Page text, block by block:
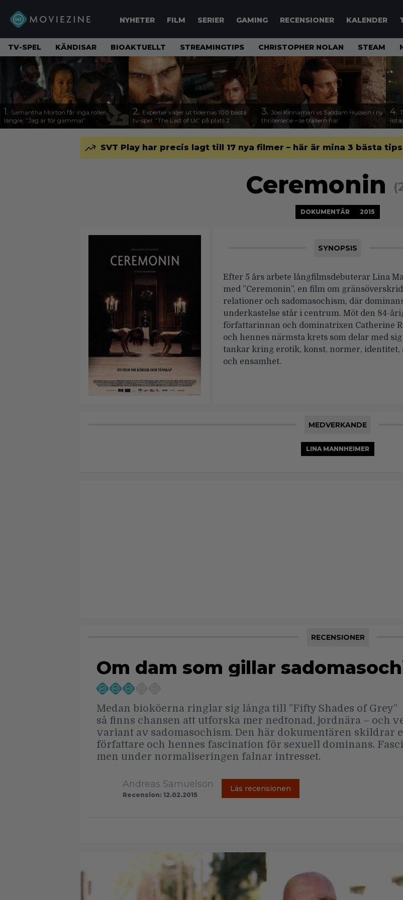
NYHETER FILM SERIER GAMING RECENSIONER KALENDER
TV-SPEL KÄNDISAR BIOAKTUELLT STREAMINGTIPS CHRISTOPHER NOLAN STEAM
1. Samantha Morton får inga roller
längre: ”Jag är för gammal”
2. Experter väljer ut tidernas 100 bästa
tv-spel: ”The Last of Us” på plats 2
3. Joel Kinnaman vs Saddam Hussein i ny
thrillerserie – se trailern här
4.
SVT Play har precis lagt till 17 nya filmer – här är mina 3 bästa tips
Ceremonin
DOKUMENTÄR 2015
SYNOPSIS
Efter 5 års arbete långfilmsdebuterar Lina
med ”Ceremonin”, en film om
relationer och sadomasochism, där
underkastelse står i centrum. Möt den 84-
författarinnan och dominatrixen Catherine
och hennes närmsta krets som delar med
tankar kring erotik, konst, normer, identitet,
och ensamhet.
MEDVERKANDE
LINA MANNHEIMER
RECENSIONER
Om dam som gillar
Medan bioköerna ringlar sig långa till ”Fifty Shades of Grey”
så finns chansen att utforska mer nedtonad, jordnära – och
variant av sadomasochism. Den här dokumentären skildrar
författare och hennes fascination för sexuell dominans.
men under normaliseringen falnar intresset.
Andreas Samuelson
Recension: 12.02.2015
Läs recensionen